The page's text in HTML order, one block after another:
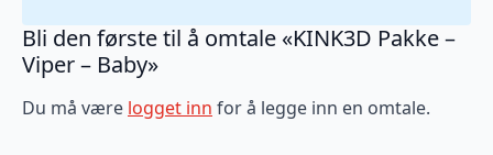
Bli den første til å omtale «KINK3D Pakke –
Viper – Baby»
Du må være logget inn for å legge inn en omtale.